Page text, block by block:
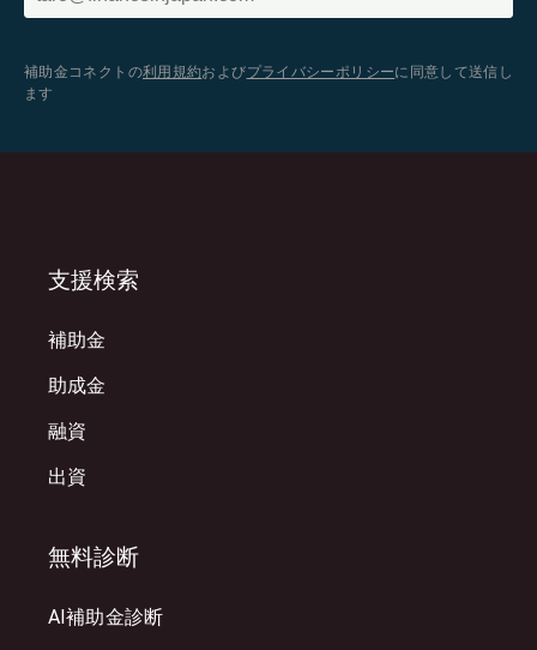
補助金コネクトの利用規約およびプライバシーポリシーに同意して送信し
ます
支援検索
補助金
助成金
融資
出資
無料診断
AI補助金診断